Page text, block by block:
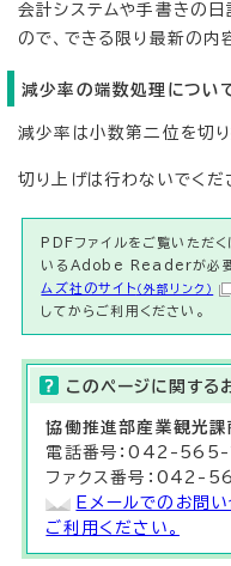
会計システムや手書きの
ので、できる限り最新の内
減少率の端数処理につい
減少率は小数第二位を切り
切り上げは行わないでくだ
PDFファイルをご覧いただく
いるAdobe Readerが必要
ムズ社のサイト （外部リンク）
してからご利用ください。
このページに関する
協働推進部産業観光課
電話番号：042-565-
ファクス番号：042-
Eメールでのお問
ご利用ください。